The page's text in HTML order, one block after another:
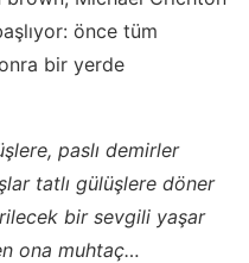
önce tüm
bir yerde
paslı demirler
tatlı gülüşlere döner
bir sevgili yaşar
ona muhtaç…